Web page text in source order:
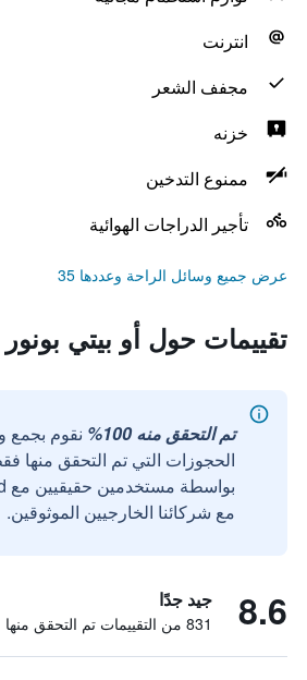
انترنت
مجفف الشعر
خزنه
ممنوع التدخين
تأجير الدراجات الهوائية
عرض جميع وسائل الراحة وعددها 35
تقييمات حول أو بيتي بونور
تم التحقق منه 100%
نقوم بجمع
الحجوزات التي تم التحقق منها
مع شركائنا الخارجيين الموثوقين.
8.6 جيد جدًا
831 من التقييمات تم التحقق منها